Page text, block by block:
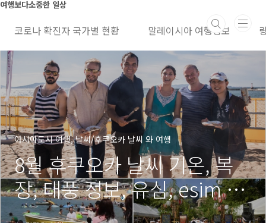
본문 바로가기
여행보다소중한 일상
코로나 확진자 국가별 현황 말레이시아 여행정보
아시아도시 여행, 날씨/후쿠오카 날씨 와 여행
8월 후쿠오카 날씨 기온, 복
장, 태풍 정보, 유심, esim 할
인, 비행기 티켓 가격